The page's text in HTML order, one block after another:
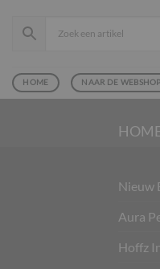
naar
HOME NAAR DE WEBSHOP
Nieuw
Aura
Hoffz